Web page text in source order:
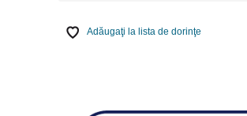
Adăugaţi la lista de dorinţe